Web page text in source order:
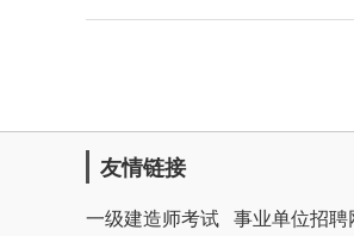
友情链接
一级建造师考试 事业单位招聘